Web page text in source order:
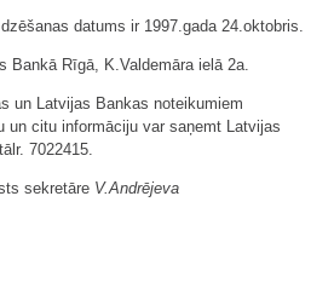
datums ir 1997.gada 24.oktobris.
Bankā Rīgā, K.Valdemāra ielā 2a.
un Latvijas Bankas noteikumiem
un citu informāciju var saņemt Latvijas
7022415.
sekretāre V.Andrējeva